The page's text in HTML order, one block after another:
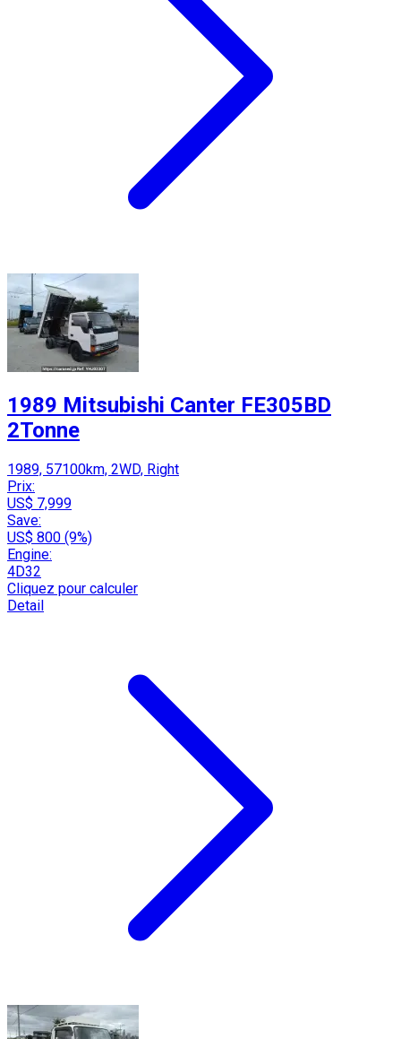
1989 Mitsubishi Canter FE305BD
2Tonne
1989, 57100km, 2WD, Right
Prix:
US$ 7,999
Save:
US$ 800 (9%)
Engine:
4D32
Cliquez pour calculer
Detail